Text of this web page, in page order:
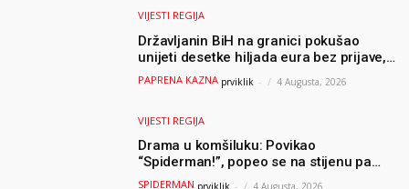
VIJESTI REGIJA
Državljanin BiH na granici pokušao
unijeti desetke hiljada eura bez prijave,
uslijedila “paprena” kazna
PAPRENA KAZNA prviklik - 4 Augusta, 2026
VIJESTI REGIJA
Drama u komšiluku: Povikao
“Spiderman!”, popeo se na stijenu pa
ostao zarobljen
SPIDERMAN prviklik - 4 Augusta, 2026